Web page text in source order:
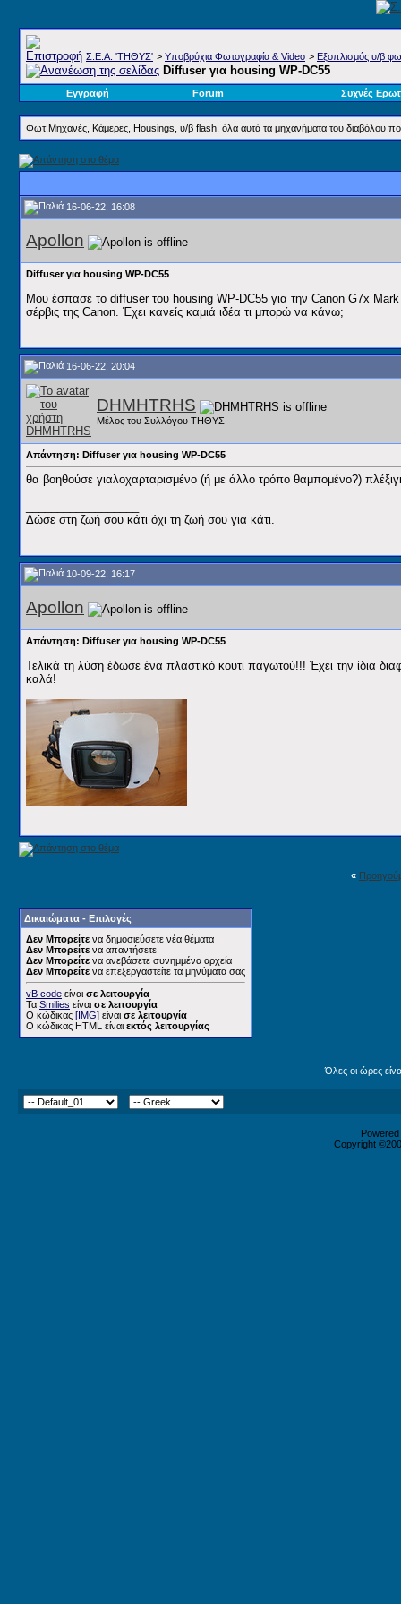
Σ.E.A. 'ΤΗΘΥΣ' > Υποβρύχια Φωτογραφία & Video > Εξοπλισμός υ/β
Diffuser για housing WP-DC55
Εγγραφή Forum Συχνές
Φωτ.Μηχανές, Κάμερες, Housings, υ/β flash, όλα αυτά τα μηχανήματα του διαβόλου
16-06-22, 16:08
Apollon
Diffuser για housing WP-DC55
Μου έσπασε το diffuser του housing WP-DC55 για την Canon G7x
σέρβις της Canon. Έχει κανείς καμιά ιδέα τι μπορώ να κάνω;
16-06-22, 20:04
DHMHTRHS
Μέλος του Συλλόγου ΤΗΘΥΣ
Απάντηση: Diffuser για housing WP-DC55
θα βοηθούσε γιαλοχαρταρισμένο (ή με άλλο τρόπο θαμπομένο?)
Δώσε στη ζωή σου κάτι όχι τη ζωή σου για κάτι.
10-09-22, 16:17
Apollon
Απάντηση: Diffuser για housing WP-DC55
Τελικά τη λύση έδωσε ένα πλαστικό κουτί παγωτού!!! Έχει την ίδια
καλά!
«
Δικαιώματα - Επιλογές
Δεν Μπορείτε να δημοσιεύσετε νέα θέματα
Δεν Μπορείτε να απαντήσετε
Δεν Μπορείτε να ανεβάσετε συνημμένα αρχεία
Δεν Μπορείτε να επεξεργαστείτε τα μηνύματα σας
vB code είναι σε λειτουργία
Τα Smilies είναι σε λειτουργία
Ο κώδικας [IMG] είναι σε λειτουργία
Ο κώδικας HTML είναι εκτός λειτουργίας
Όλες οι ώρες
Copyright